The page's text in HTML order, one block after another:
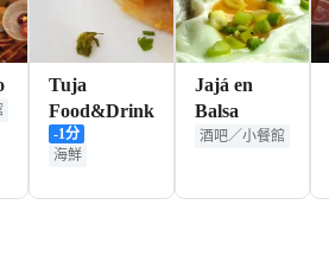
Tuja
Food&Drink
-1分
海鮮
Jajá en
Balsa
酒吧／小餐館